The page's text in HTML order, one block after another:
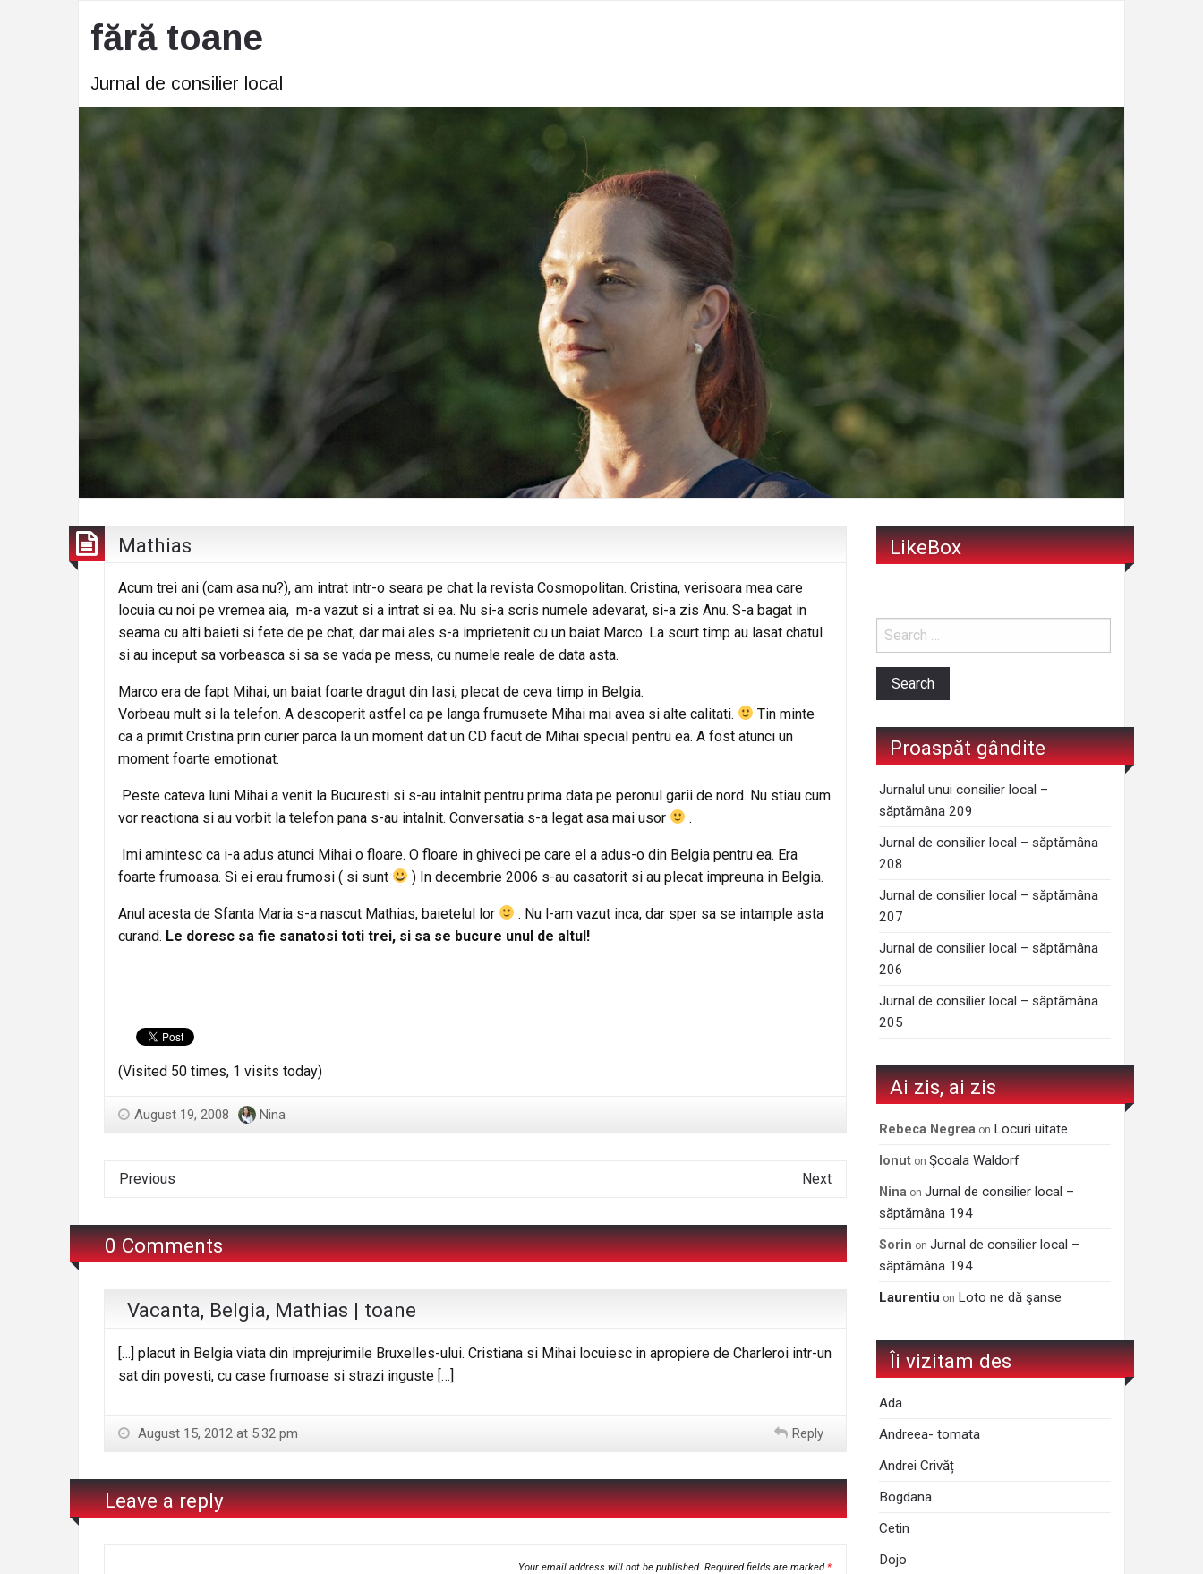
fără toane
Jurnal de consilier local
Mathias
Acum trei ani (cam asa nu?), am intrat intr-o seara pe chat la revista Cosmopolitan. Cristina, verisoara mea care
locuia cu noi pe vremea aia, m-a vazut si a intrat si ea. Nu si-a scris numele adevarat, si-a zis Anu. S-a bagat in
seama cu alti baieti si fete de pe chat, dar mai ales s-a imprietenit cu un baiat Marco. La scurt timp au lasat chatul
si au inceput sa vorbeasca si sa se vada pe mess, cu numele reale de data asta.
Marco era de fapt Mihai, un baiat foarte dragut din Iasi, plecat de ceva timp in Belgia.
Vorbeau mult si la telefon. A descoperit astfel ca pe langa frumusete Mihai mai avea si alte calitati.
Tin minte
ca a primit Cristina prin curier parca la un moment dat un CD facut de Mihai special pentru ea. A fost atunci un
moment foarte emotionat.
Peste cateva luni Mihai a venit la Bucuresti si s-au intalnit pentru prima data pe peronul garii de nord. Nu stiau cum
vor reactiona si au vorbit la telefon pana s-au intalnit. Conversatia s-a legat asa mai usor
.
Imi amintesc ca i-a adus atunci Mihai o floare. O floare in ghiveci pe care el a adus-o din Belgia pentru ea. Era
foarte frumoasa. Si ei erau frumosi ( si sunt
) In decembrie 2006 s-au casatorit si au plecat impreuna in Belgia.
Anul acesta de Sfanta Maria s-a nascut Mathias, baietelul lor
. Nu l-am vazut inca, dar sper sa se intample asta
curand. Le doresc sa fie sanatosi toti trei, si sa se bucure unul de altul!
(Visited 50 times, 1 visits today)
August 19, 2008 Nina
Previous Next
0 Comments
Vacanta, Belgia, Mathias | toane
[…] placut in Belgia viata din imprejurimile Bruxelles-ului. Cristiana si Mihai locuiesc in apropiere de Charleroi intr-un
sat din povesti, cu case frumoase si strazi inguste […]
August 15, 2012 at 5:32 pm Reply
Leave a reply
Your email address will not be published. Required fields are marked*
LikeBox
Proaspăt gândite
Jurnalul unui consilier local –
săptămâna 209
Jurnal de consilier local – săptămâna
208
Jurnal de consilier local – săptămâna
207
Jurnal de consilier local – săptămâna
206
Jurnal de consilier local – săptămâna
205
Ai zis, ai zis
Rebeca Negrea on Locuri uitate
Ionut onŞcoala Waldorf
Nina onJurnal de consilier local –
săptămâna 194
Sorin onJurnal de consilier local –
săptămâna 194
Laurentiu on Loto ne dă şanse
Îi vizitam des
Ada
Andreea- tomata
Andrei Crivăț
Bogdana
Cetin
Dojo